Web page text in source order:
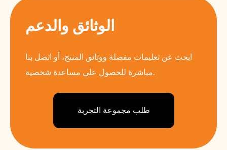
الوثائق والدعم
ابحث عن تعليمات مفصلة ووثائق المنتج، أو اتصل بنا
مباشرة للحصول على مساعدة شخصية.
طلب مجموعة التجربة